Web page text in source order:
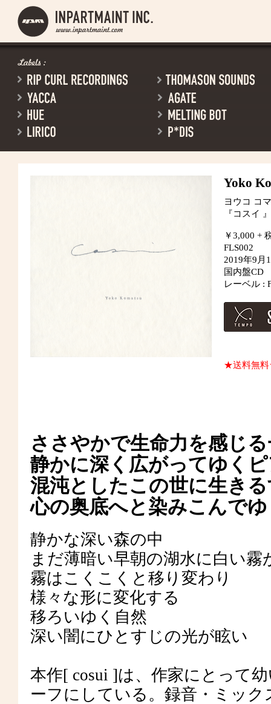
Yoko
ヨウコ コ
『コスイ 』
￥3,000 +
FLS002
2019年9月
国内盤CD
レーベル :
★送料無
ささやかで生命力を感じ
静かに深く広がってゆく
混沌としたこの世に生き
心の奥底へと染みこんで
静かな深い森の中
まだ薄暗い早朝の湖水に白い霧
霧はこくこくと移り変わり
様々な形に変化する
移ろいゆく自然
深い闇にひとすじの光が眩い
本作[ cosui ]は、作家にとって
ーフにしている。録音・ミッ